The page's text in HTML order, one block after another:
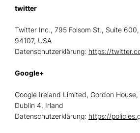
twitter
Twitter Inc., 795 Folsom St., Suite
94107, USA
Datenschutzerklärung: https://
Google+
Google Ireland Limited, Gordon
Dublin 4, Irland
Datenschutzerklärung: https://